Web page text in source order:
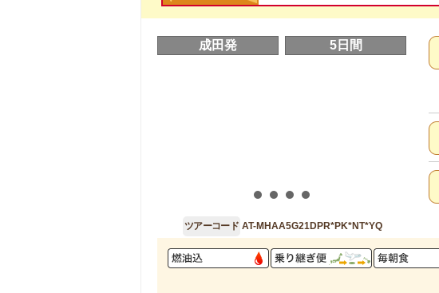
成田発 5日間
ツアーコード AT-MHAA5G21DPR*PK*NT*YQ